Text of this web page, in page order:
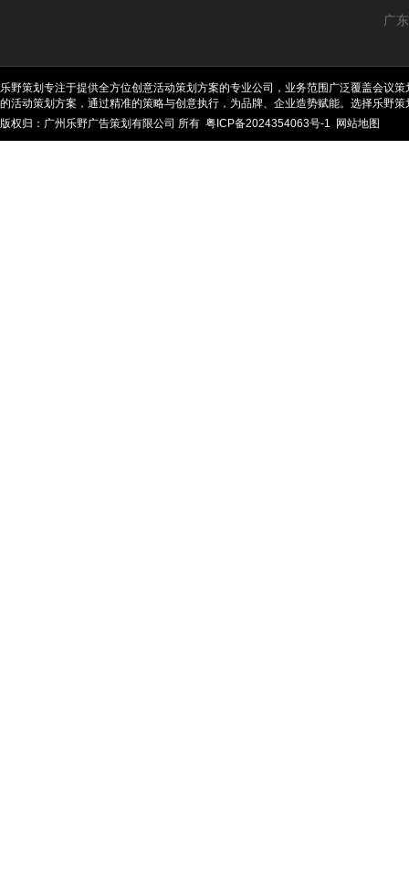
广
乐野策划专注于提供全方位创意活动策划方案的专业公司，业务范围广泛覆盖会议
的活动策划方案，通过精准的策略与创意执行，为品牌、企业造势赋能。选择乐野
版权归：广州乐野广告策划有限公司 所有 粤ICP备2024354063号-1 网站地图